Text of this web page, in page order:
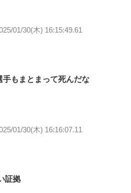
01/30(木) 16:15:49.61
もまとまって死んだな
01/30(木) 16:16:07.11
証拠